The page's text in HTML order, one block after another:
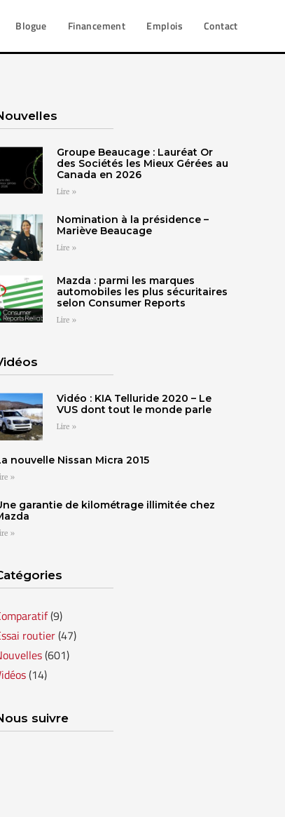
Blogue Financement Emplois Contact
Groupe Beaucage : Lauréat Or
des Sociétés les Mieux Gérées au
Canada en 2026
Lire »
Nomination à la présidence –
Mariève Beaucage
Lire »
Mazda : parmi les marques
automobiles les plus sécuritaires
selon Consumer Reports
Lire »
Vidéo : KIA Telluride 2020 – Le
VUS dont tout le monde parle
Lire »
nouvelle Nissan Micra 2015
»
garantie de kilométrage illimitée chez
»
(9)
routier(47)
(601)
(14)
suivre